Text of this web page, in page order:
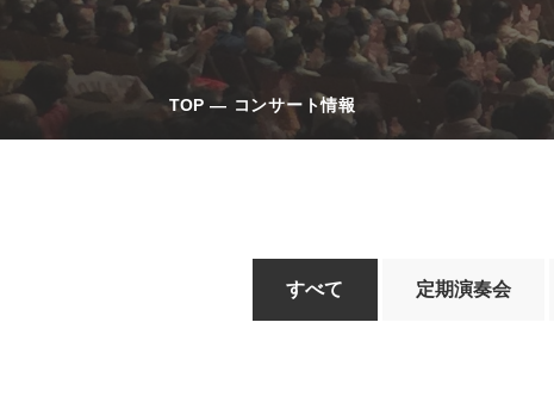
TOP コンサート情報
すべて 定期演奏会